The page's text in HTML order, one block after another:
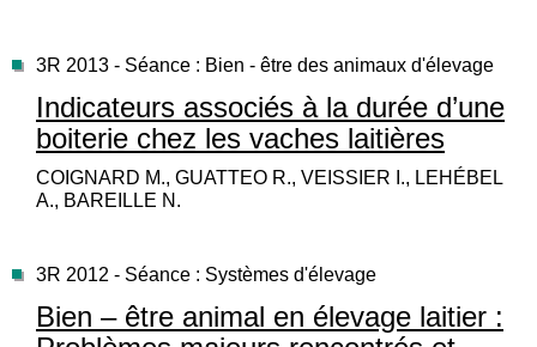
3R 2013 - Séance : Bien - être des animaux d'élevage
Indicateurs associés à la durée d’une
boiterie chez les vaches laitières
COIGNARD M., GUATTEO R., VEISSIER I., LEHÉBEL
A., BAREILLE N.
3R 2012 - Séance : Systèmes d'élevage
Bien – être animal en élevage laitier :